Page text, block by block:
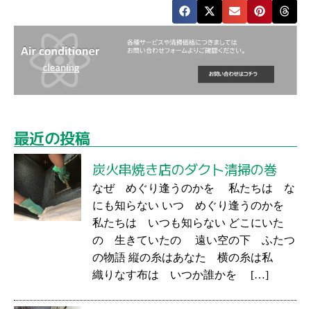
最近の投稿
炭火串焼き店のダクト清掃の巻
なぜ めぐり逢うのかを 私たちは な
にも知らない いつ めぐり逢うのかを
私たちは いつも知らない どこにいた
の 生きていたの 遠い空の下 ふたつ
の物語 縦の糸はあなた 横の糸は私
織りなす布は いつか誰かを […]